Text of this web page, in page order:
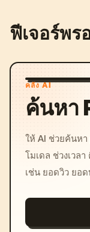
ฟีเจอร์พร
คลัง AI
ค้นหา
ให้ AI ช่วยค้นห
โมเดล ช่วงเวล
เช่น ยอดวิว ยอ